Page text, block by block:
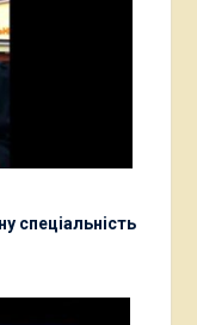
спеціальність